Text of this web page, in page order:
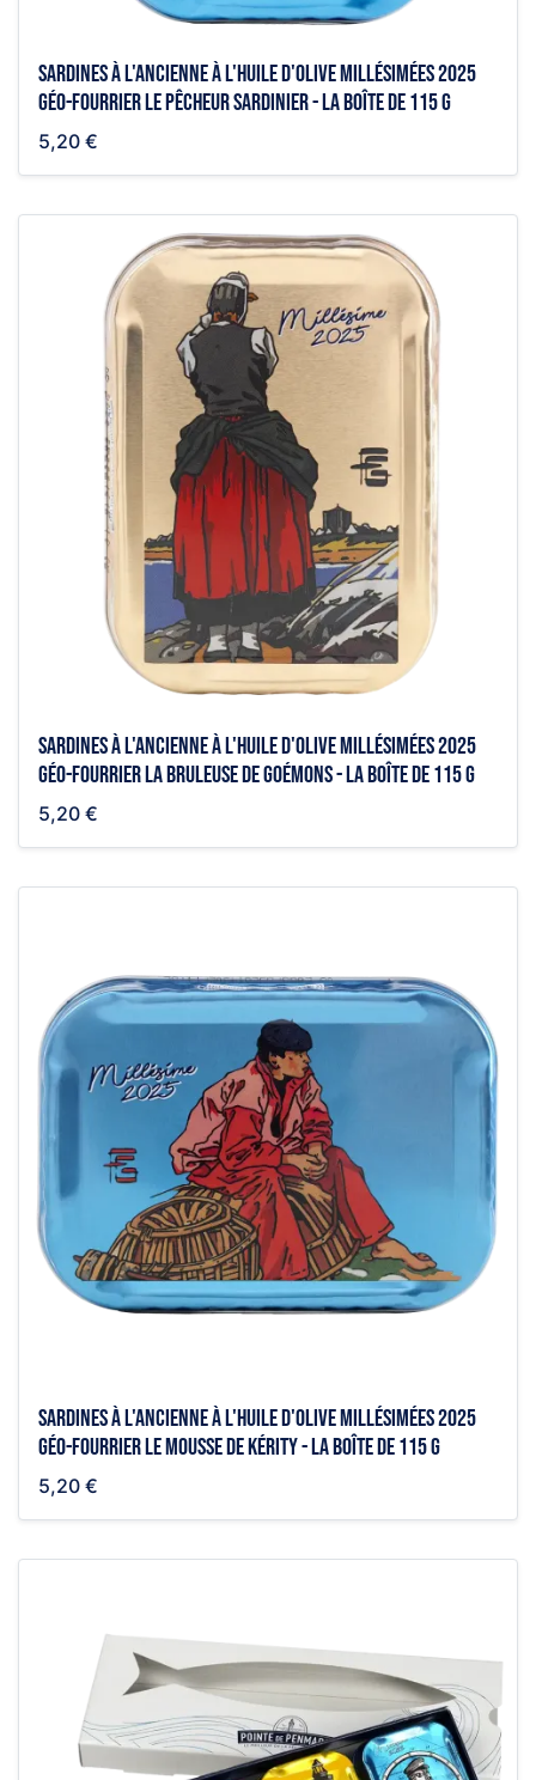
Sardines à l'ancienne à l'huile d'olive millésimées 2025
Géo-Fourrier le pêcheur sardinier - la boîte de 115 g
5,20 €
Sardines à l'ancienne à l'huile d'olive millésimées 2025
Géo-Fourrier la bruleuse de goémons - la boîte de 115 g
5,20 €
Sardines à l'ancienne à l'huile d'olive millésimées 2025
Géo-Fourrier le mousse de kérity - la boîte de 115 g
5,20 €